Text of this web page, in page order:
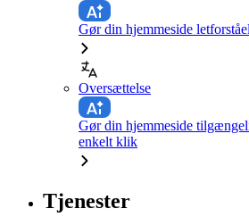
Gør din hjemmeside
Oversættelse
Gør din hjemmeside
enkelt klik
Tjenester